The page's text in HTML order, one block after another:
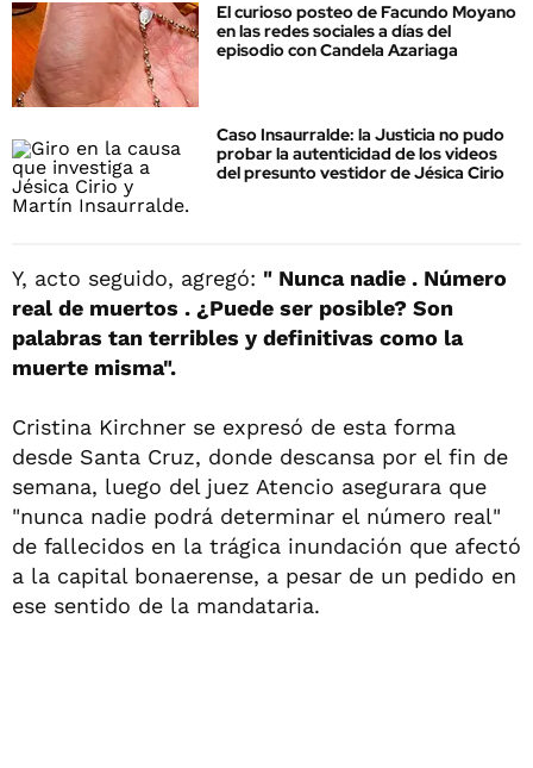
El curioso posteo de Facundo Moyano
en las redes sociales a días del
episodio con Candela Azariaga
Caso Insaurralde: la Justicia no pudo
probar la autenticidad de los videos
del presunto vestidor de Jésica Cirio
Y, acto seguido, agregó: " Nunca nadie . Número
real de muertos . ¿Puede ser posible? Son
palabras tan terribles y definitivas como la
muerte misma".
Cristina Kirchner se expresó de esta forma
desde Santa Cruz, donde descansa por el fin de
semana, luego del juez Atencio asegurara que
"nunca nadie podrá determinar el número real"
de fallecidos en la trágica inundación que afectó
a la capital bonaerense, a pesar de un pedido en
ese sentido de la mandataria.